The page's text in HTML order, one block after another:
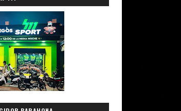
referido municipio y
para los fines
a la vez que reiteró